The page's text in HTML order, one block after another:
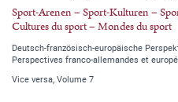
Sport-Arenen – Sport-Kulturen –
Cultures du sport – Mondes du sport
Deutsch-französisch-europäische
Perspectives franco-allemandes et
Vice versa, Volume 7